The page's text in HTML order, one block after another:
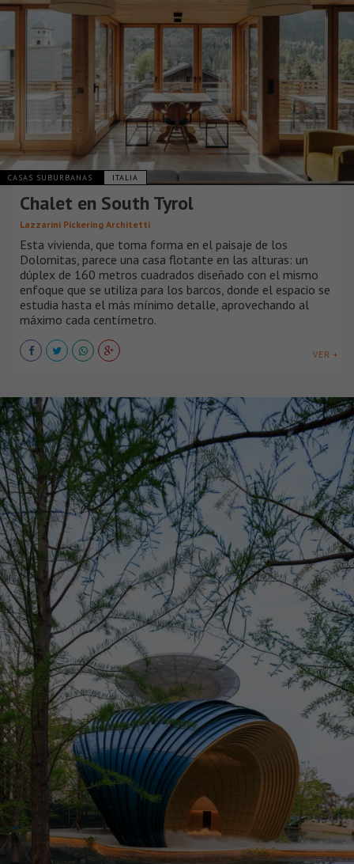
CASAS SUBURBANAS ITALIA
Chalet en South Tyrol
Lazzarini Pickering Architetti
Esta vivienda, que toma forma en el paisaje de los
Dolomitas, parece una casa flotante en las alturas: un
dúplex de 160 metros cuadrados diseñado con el mismo
enfoque que se utiliza para los barcos, donde el espacio se
estudia hasta el más mínimo detalle, aprovechando al
máximo cada centímetro.
VER +